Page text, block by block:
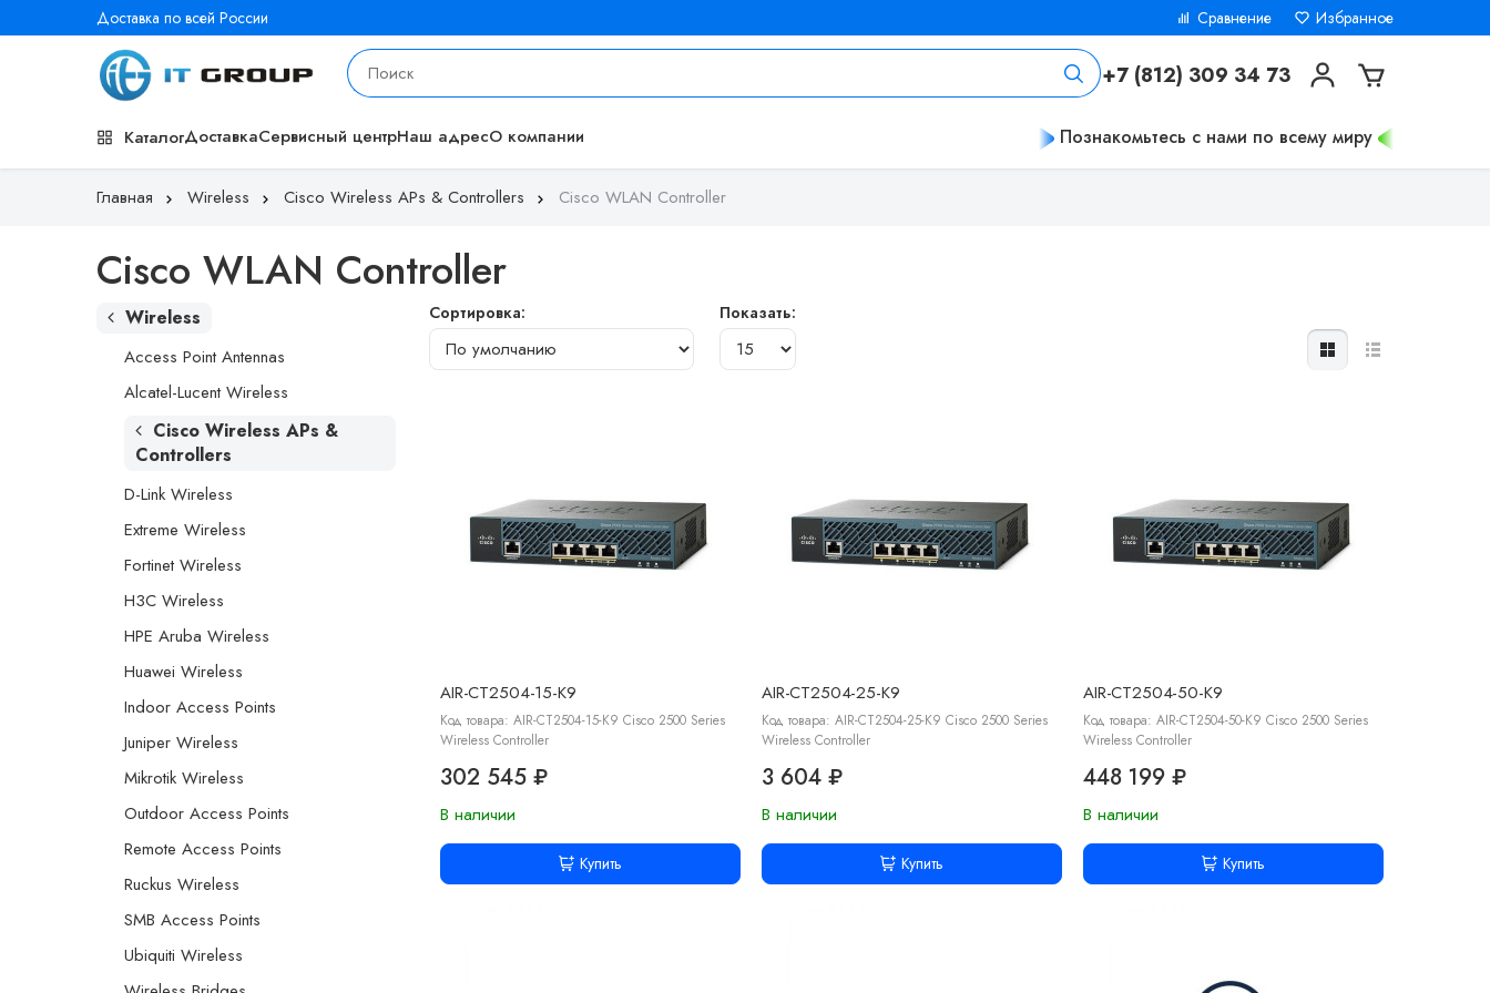
Доставка по всей России Сравнение Избранное
+7 (812) 309 34 73
КаталогДоставкаСервисный центрНаш адресО компании Познакомьтесь с нами по всему миру
Главная Wireless Cisco Wireless APs & Controllers Cisco WLAN Controller
Cisco WLAN Controller
Wireless
Access Point Antennas
Alcatel-Lucent Wireless
Cisco Wireless APs &
Controllers
D-Link Wireless
Extreme Wireless
Fortinet Wireless
H3C Wireless
HPE Aruba Wireless
Huawei Wireless
Indoor Access Points
Juniper Wireless
Mikrotik Wireless
Outdoor Access Points
Remote Access Points
Ruckus Wireless
SMB Access Points
Ubiquiti Wireless
Сортировка: Показать:
AIR-CT2504-15-K9
Код товара: AIR-CT2504-15-K9 Cisco 2500 Series
Wireless Controller
302 545 ₽
В наличии
Купить
AIR-CT2504-25-K9
Код товара: AIR-CT2504-25-K9 Cisco 2500 Series
Wireless Controller
3 604 ₽
В наличии
Купить
AIR-CT2504-50-K9
Код товара: AIR-CT2504-50-K9 Cisco 2500 Series
Wireless Controller
448 199 ₽
В наличии
Купить